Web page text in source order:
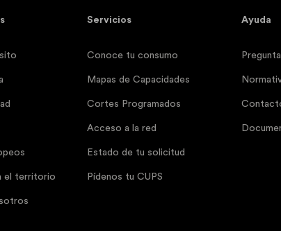
el territorio
Servicios
Conoce tu consumo
Mapas de Capacidades
Cortes Programados
Acceso a la red
Estado de tu solicitud
Pídenos tu CUPS
Ayuda